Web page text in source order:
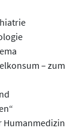
– zum
Humanmedizin